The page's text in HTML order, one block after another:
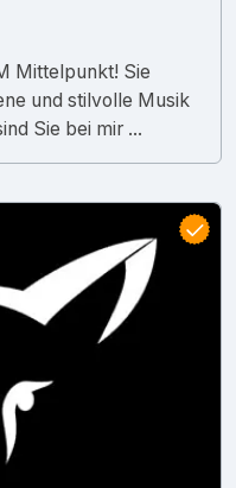
Mittelpunkt! Sie
und stilvolle Musik
Sie bei mir ...